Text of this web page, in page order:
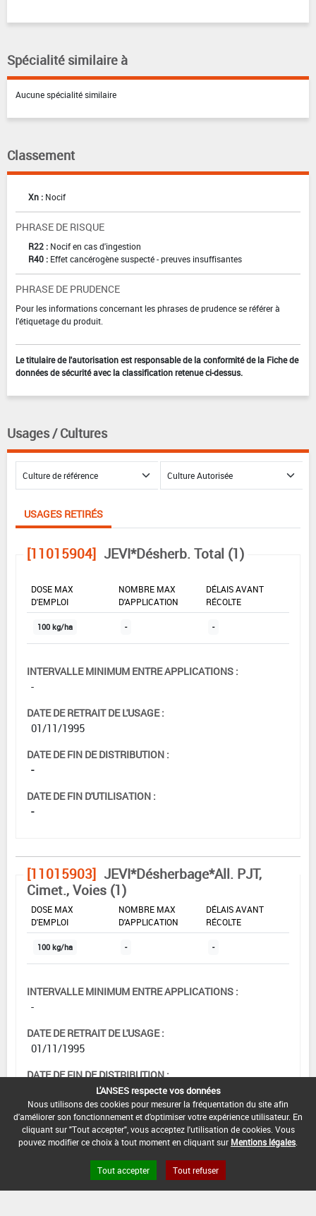
Spécialité similaire à
Aucune spécialité similaire
Classement
Xn : Nocif
PHRASE DE RISQUE
R22 : Nocif en cas d'ingestion
R40 : Effet cancérogène suspecté - preuves insuffisantes
PHRASE DE PRUDENCE
Pour les informations concernant les phrases de prudence se référer à
l'étiquetage du produit.
Le titulaire de l'autorisation est responsable de la conformité de la Fiche de
données de sécurité avec la classification retenue ci-dessus.
Usages / Cultures
USAGES RETIRÉS
[11015904] JEVI*Désherb. Total (1)
DOSE MAX
D'EMPLOI
NOMBRE MAX
D'APPLICATION
DÉLAIS AVANT
RÉCOLTE
100 kg/ha - -
INTERVALLE MINIMUM ENTRE APPLICATIONS :
-
DATE DE RETRAIT DE L'USAGE :
01/11/1995
DATE DE FIN DE DISTRIBUTION :
-
DATE DE FIN D'UTILISATION :
-
[11015903] JEVI*Désherbage*All. PJT,
Cimet., Voies (1)
DOSE MAX
D'EMPLOI
NOMBRE MAX
D'APPLICATION
DÉLAIS AVANT
RÉCOLTE
100 kg/ha - -
INTERVALLE MINIMUM ENTRE APPLICATIONS :
-
DATE DE RETRAIT DE L'USAGE :
01/11/1995
DATE DE FIN DE DISTRIBUTION :
DATE DE FIN D'UTILISATION :
-
L'ANSES respecte vos données
Nous utilisons des cookies pour mesurer la fréquentation du site afin
d'améliorer son fonctionnement et d'optimiser votre expérience utilisateur. En
cliquant sur "Tout accepter", vous acceptez l'utilisation de cookies. Vous
pouvez modifier ce choix à tout moment en cliquant sur Mentions légales
Tout accepter Tout refuser